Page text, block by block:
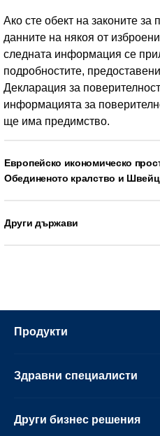
Ако сте обект на законите за
данните на някоя от
следната информация се
подробностите,
Декларация за
информацията за
ще има предимство.
Европейско икономическо
Обединеното кралство и
Други държави
Продукти
Здравни специалисти
Други бизнес решения